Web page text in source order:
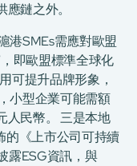
鏈之外。
港SMEs需應對歐盟
即歐盟標準全球化
可提升品牌形象，
小型企業可能需額
人民幣。 三是本地
的《上市公司可持續
露ESG資訊，與